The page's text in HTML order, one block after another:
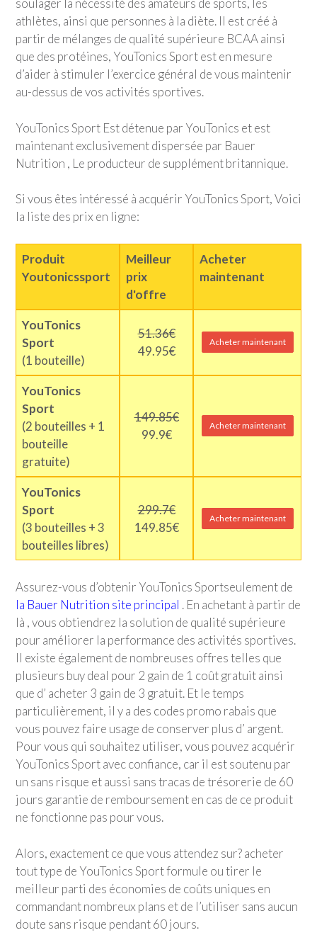
soulager la nécessité des amateurs de sports, les
athlètes, ainsi que personnes à la diète. Il est créé à
partir de mélanges de qualité supérieure BCAA ainsi
que des protéines, YouTonics Sportest en mesure
d’aider à stimuler l’exercice général de vous maintenir
au-dessus de vos activités sportives.
YouTonics Sport Est détenue par YouTonics et est
maintenant exclusivement dispersée par Bauer
Nutrition , Le producteur de supplément britannique.
Si vous êtes intéressé à acquérir YouTonics Sport, Voici
la liste des prix en ligne:
Produit
Youtonicssport
Meilleur
prix
d'offre
Acheter
maintenant
YouTonics
Sport
(1 bouteille)
51.36€
49.95€
Acheter maintenant
YouTonics
Sport
(2 bouteilles + 1
bouteille
gratuite)
149.85€
99.9€
Acheter maintenant
YouTonics
Sport
(3 bouteilles + 3
bouteilles libres)
299.7€
149.85€
Acheter maintenant
Assurez-vous d’obtenir YouTonics Sportseulement de
la Bauer Nutrition site principal . En achetant à partir de
là , vous obtiendrez la solution de qualité supérieure
pour améliorer la performance des activités sportives.
Il existe également de nombreuses offres telles que
plusieurs buy deal pour 2 gain de 1 coût gratuit ainsi
que d’ acheter 3 gain de 3 gratuit. Et le temps
particulièrement, il y a des codes promo rabais que
vous pouvez faire usage de conserver plus d’ argent.
Pour vous qui souhaitez utiliser, vous pouvez acquérir
YouTonics Sportavec confiance, car il est soutenu par
un sans risque et aussi sans tracas de trésorerie de 60
jours garantie de remboursement en cas de ce produit
ne fonctionne pas pour vous.
Alors, exactement ce que vous attendez sur? acheter
tout type de YouTonics Sportformule ou tirer le
meilleur parti des économies de coûts uniques en
commandant nombreux plans et de l’utiliser sans aucun
doute sans risque pendant 60 jours.